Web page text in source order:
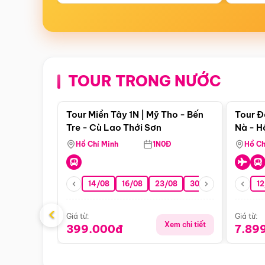
TOUR TRONG NƯỚC
Điểm nổi bật
Tour Miền Tây 1N | Mỹ Tho - Bến
Tre - Cù Lao Thới Sơn
Hồ Chí Minh 1N0Đ
14/08 16/08 23/08 30/08 06/09
Giá từ:
399.000đ Xem chi tiết
Tour
Nà -
Nha
Hồ
Giá từ:
‹